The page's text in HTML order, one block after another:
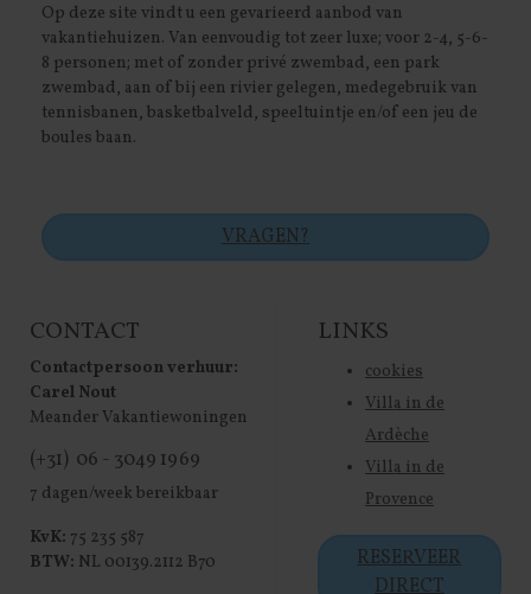
CONTACT
Contactpersoon verhuur:
Carel Nout
Meander Vakantiewoningen
(+31) 06 - 3049 1969
7 dagen/week bereikbaar
KvK: 75 235 587
BTW: NL 00139.2112 B70
Op deze site vindt u een gevarieerd aanbod van
vakantiehuizen. Van eenvoudig tot zeer luxe; voor 2-4, 5-6-
8 personen; met of zonder privé zwembad, een park
zwembad, aan of bij een rivier gelegen, medegebruik van
tennisbanen, basketbalveld, speeltuintje en/of een jeu de
boules baan.
VRAGEN?
LINKS
cookies
Villa in de
Ardèche
Villa in de
Provence
RESERVEER
DIRECT